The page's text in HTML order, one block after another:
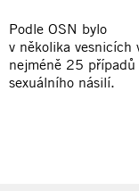
Podle OSN bylo
v několika vesnicích
nejméně 25 případů
sexuálního násilí.